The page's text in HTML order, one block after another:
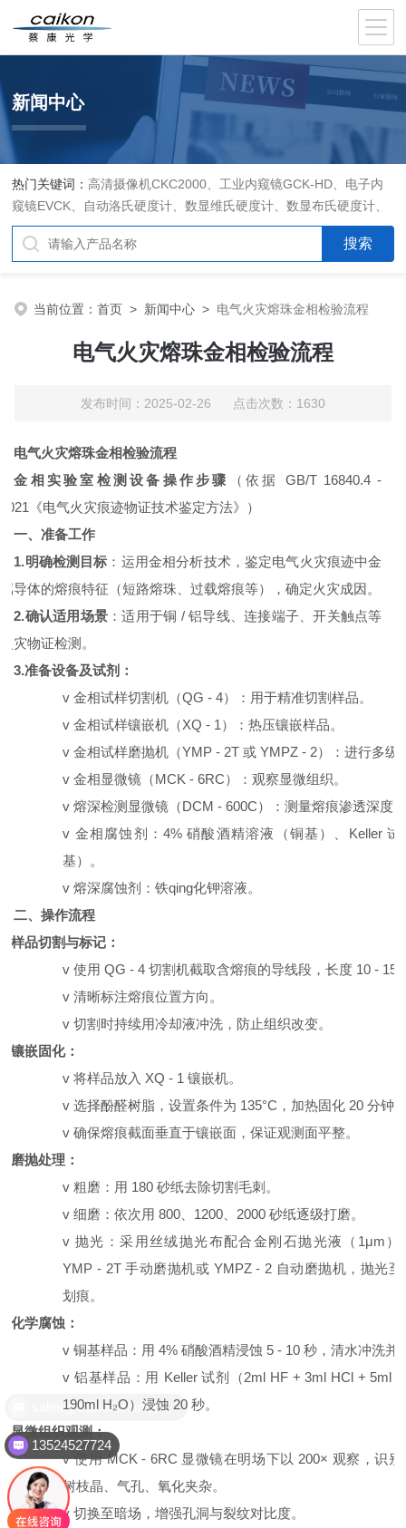
新闻中心
热门关键词： 高清摄像机CKC2000、工业内窥镜GCK-HD、电子内
窥镜EVCK、自动洛氏硬度计、数显维氏硬度计、数显布氏硬度计、
数显维氏硬度计、液晶自动淬火试验机CK-IV-2、倒置金相显微镜
DMM-480C、透反射偏光显微镜XPF-550C、倒置生物显微镜XDS-
1、自动金相磨抛机YMPZ-2、金相磨平机MPJ-25
当前位置：首页 > 新闻中心 > 电气火灾熔珠金相检验流程
电气火灾熔珠金相检验流程
发布时间：2025-02-26 点击次数：1630
电气火灾熔珠金相检验流程
金相实验室检测设备操作步骤
（依据
GB/T 16840.4 -
2021 《电气火灾痕迹物证技术鉴定方法》）
一、准备工作
1.明确检测目标 ：运用金相分析技术，鉴定电气火灾痕迹中金
属导体的熔痕特征（短路熔珠、过载熔痕等），确定火灾成因。
2.确认适用场景 ：适用于铜 /铝导线、连接端子、开关触点等
火灾物证检测。
3.准备设备及试剂：
v金相试样切割机（QG - 4）：用于精准切割样品。
v金相试样镶嵌机（XQ - 1 ）：热压镶嵌样品。
v金相试样磨抛机（YMP - 2T或YMPZ - 2）：进行多级
v金相显微镜（MCK - 6RC）：观察显微组织。
v熔深检测显微镜（DCM - 600C）：测量熔痕渗透深度
v 金相腐蚀剂：4%硝酸酒精溶液（铜基）、 Keller 试
基）。
v熔深腐蚀剂：铁qing化钾溶液。
二、操作流程
样品切割与标记：
v使用 QG - 4切割机截取含熔痕的导线段，长度 10 -
v清晰标注熔痕位置方向。
v切割时持续用冷却液冲洗，防止组织改变。
镶嵌固化：
v将样品放入 XQ - 1镶嵌机。
v选择酚醛树脂，设置条件为 135°C ， 加热固化 20分钟
v确保熔痕截面垂直于镶嵌面，保证观测面平整。
磨抛处理：
v粗磨：用 180砂纸去除切割毛刺。
v细磨：依次用 800 1200 2000砂纸逐级打磨。
v 抛光：采用丝绒抛光布配合金刚石抛光液（ 1μm ）
YMP - 2T手动磨抛机或 YMPZ - 2 自动磨抛机，抛光
划痕。
化学腐蚀：
v铜基样品：用 4%硝酸酒精浸蚀 5 - 10秒，清水冲洗并
v铝基样品：用 Keller试剂（2ml HF + 3ml HCl + 5ml
190ml H₂O）浸蚀 20秒。
5.显微组织观测：
v使用MCK - 6RC 显微镜在明场下以 200× 观察，识别
树枝晶、气孔、氧化夹杂。
v切换至暗场，增强孔洞与裂纹对比度。
13524527724
sales@caikon.com官方邮件